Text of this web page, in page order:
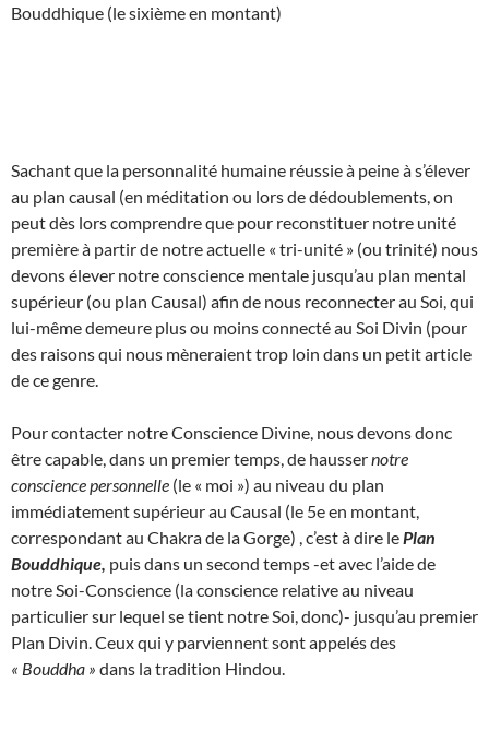
Bouddhique (le sixième en montant)
Sachant que la personnalité humaine réussie à peine à s’élever
au plan causal (en méditation ou lors de dédoublements, on
peut dès lors comprendre que pour reconstituer notre unité
première à partir de notre actuelle « tri-unité » (ou trinité) nous
devons élever notre conscience mentale jusqu’au plan mental
supérieur (ou plan Causal) afin de nous reconnecter au Soi, qui
lui-même demeure plus ou moins connecté au Soi Divin (pour
des raisons qui nous mèneraient trop loin dans un petit article
de ce genre.
Pour contacter notre Conscience Divine, nous devons donc
être capable, dans un premier temps, de haussernotre
conscience personnelle (le « moi ») au niveau du plan
immédiatement supérieur au Causal (le 5e en montant,
correspondant au Chakra de la Gorge) , c’est à dire le Plan
Bouddhique, puis dans un second temps -et avec l’aide de
notre Soi-Conscience (la conscience relative au niveau
particulier sur lequel se tient notre Soi, donc)- jusqu’au premier
Plan Divin. Ceux qui y parviennent sont appelés des
« Bouddha » dans la tradition Hindou.